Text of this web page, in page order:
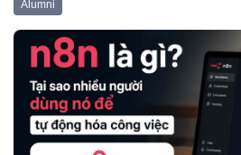
Alumni